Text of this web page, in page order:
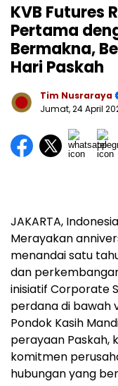
KVB Futures
Pertama
Bermakna,
Hari Paskah
Tim Nusraraya
Jumat, 24 April
JAKARTA, Indonesia
Merayakan
menandai satu
dan
inisiatif Corporate
perdana di bawah
Pondok Kasih
perayaan Paskah,
komitmen
hubungan yang